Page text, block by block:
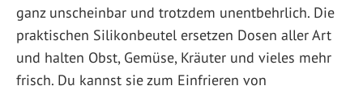
ganz unscheinbar und trotzdem unentbehrlich. Die
praktischen Silikonbeutel ersetzen Dosen aller Art
und halten Obst, Gemüse, Kräuter und vieles mehr
frisch. Du kannst sie zum Einfrieren von